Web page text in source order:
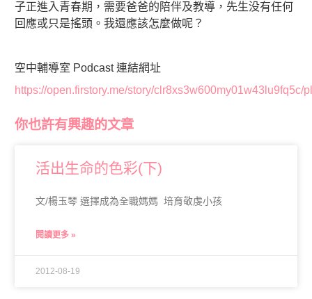
子正進入青春期，需要爸爸的陪伴及教導，先生没有任何
回應或只是搖頭。我還應該怎麼做呢？
空中輔導室 Podcast 連結網址
https://open.firstory.me/story/clr8xs3w600my01w43lu9fq5c/
你也許有興趣的文章
活出生命的色彩(下)
文/楊玉琴 選擇成為全職媽媽 培育敬虔小孩
閱讀更多 »
2012-08-19